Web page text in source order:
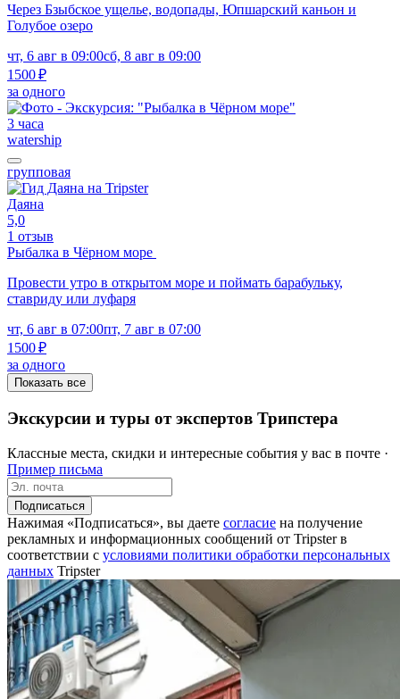
Через Бзыбское ущелье, водопады, Юпшарский каньон и
Голубое озеро
чт, 6 авг в 09:00сб, 8 авг в 09:00
1500 ₽
за одного
3 часа
watership
групповая
Даяна
5,0
1 отзыв
Рыбалка в Чёрном море
Провести утро в открытом море и поймать барабульку,
ставриду или луфаря
чт, 6 авг в 07:00пт, 7 авг в 07:00
1500 ₽
за одного
Показать все
Экскурсии и туры от экспертов Трипстера
Классные места, скидки и интересные события у вас в почте ·
Пример письма
Подписаться
Нажимая «Подписаться», вы даете согласие на получение
рекламных и информационных сообщений от Tripster в
соответствии c условиями политики обработки персональных
данных Tripster